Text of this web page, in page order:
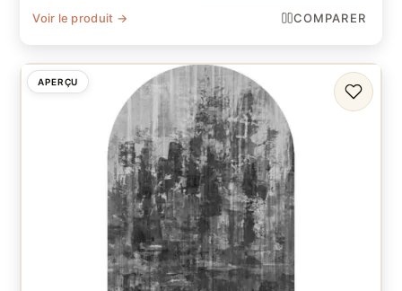
Voir le produit → COMPARER
APERÇU